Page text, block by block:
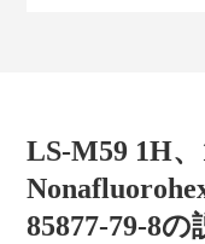
LS-M59 1H
85877-79-8の